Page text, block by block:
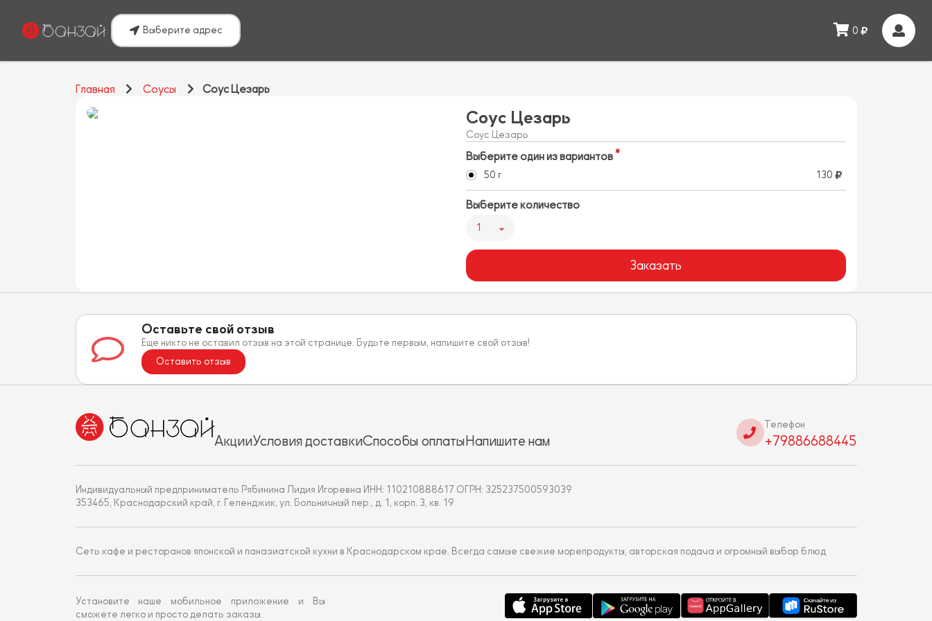
Выберите адрес 0
Главная Соусы Соус Цезарь
Соус Цезарь
Соус Цезарь
Выберите один из вариантов
50 г 130
Выберите количество
1
Заказать
Оставьте свой отзыв
Еще никто не оставил отзыв на этой странице. Будьте первым, напишите свой отзыв!
Оставить отзыв
АкцииУсловия доставкиСпособы оплатыНапишите нам
Телефон
+79886688445
Индивидуальный предприниматель Рябинина Лидия Игоревна ИНН: 110210888617 ОГРН: 325237500593039
353465, Краснодарский край, г. Геленджик, ул. Больничный пер., д. 1, корп. 3, кв. 19
Сеть кафе и ресторанов японской и паназиатской кухни в Краснодарском крае. Всегда самые свежие морепродукты, авторская подача и огромный выбор блюд
Установите наше мобильное приложение и Вы
сможете легко и просто делать заказы.